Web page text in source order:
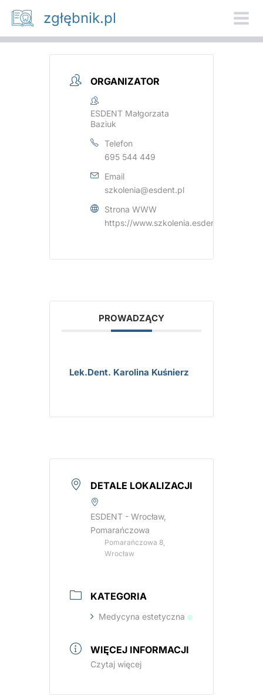
Przejdź
treści
zgłębnik.pl
ORGANIZATOR
ESDENT Małgorzata
Baziuk
Telefon
695 544 449
Email
szkolenia@esdent.pl
Strona WWW
https://www.szkolenia.esdent.pl/
PROWADZĄCY
Lek.dent. Karolina Kuśnierz
DETALE LOKALIZACJI
ESDENT - Wrocław,
Pomarańczowa
Pomarańczowa 8,
Wrocław
KATEGORIA
Medycyna estetyczna
WIĘCEJ INFORMACJI
Czytaj więcej